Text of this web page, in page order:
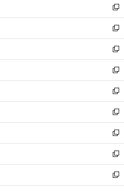
く
で
開
く
ド
ウ
で
開
く
い
ウ
ィ
ン
ド
ウ
で
開
く
新
し
い
ウ
ィ
ン
ド
ウ
で
開
く
新
し
い
ウ
ィ
ン
ド
ウ
で
開
く
新
し
い
ウ
ィ
ン
ド
ウ
で
開
く
新
し
い
ウ
ィ
ン
ド
ウ
で
開
く
新
し
い
ウ
ィ
ン
ド
ウ
で
開
新
し
い
ウ
ィ
ン
ド
ウ
新
し
い
ウ
ィ
ン
新
し
い
ウ
新
し